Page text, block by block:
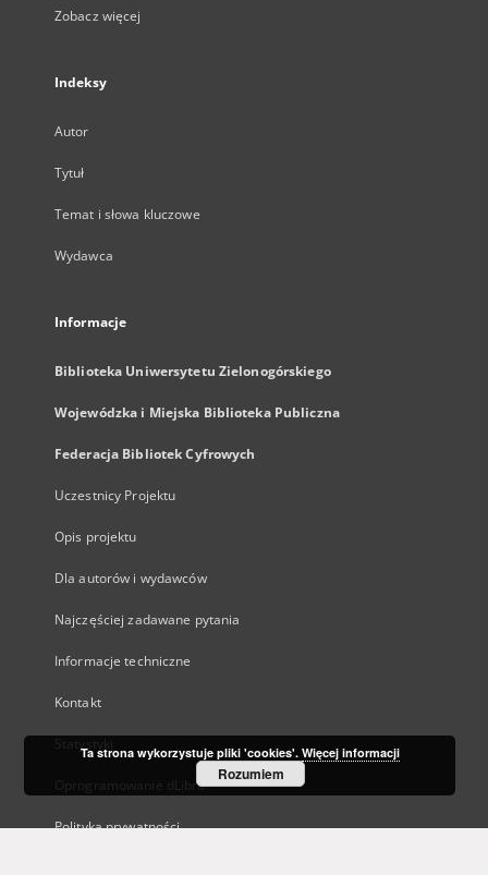
Zobacz więcej
Indeksy
Autor
Tytuł
Temat i słowa kluczowe
Wydawca
Informacje
Biblioteka Uniwersytetu Zielonogórskiego
Wojewódzka i Miejska Biblioteka Publiczna
Federacja Bibliotek Cyfrowych
Uczestnicy Projektu
Opis projektu
Dla autorów i wydawców
Najczęściej zadawane pytania
Informacje techniczne
Kontakt
Statystyki
Oprogramowanie dLibra
Polityka prywatności
Ta strona wykorzystuje pliki 'cookies'. Więcej informacji
Rozumiem